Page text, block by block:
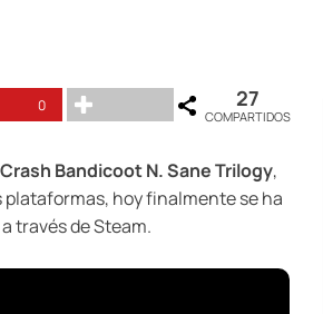
0 27
COMPARTIDOS
Crash Bandicoot N. Sane Trilogy,
hoy finalmente se ha
través de Steam.